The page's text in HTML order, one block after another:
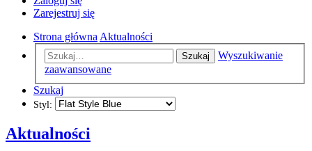
Zarejestruj się
Strona główna Aktualności
Szukaj
Wyszukiwanie
zaawansowane
Szukaj
Styl:
Aktualności